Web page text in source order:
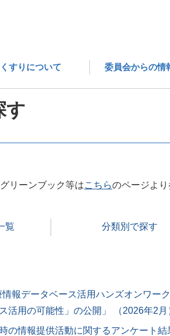
くすりについて 委員会からの情
す
リーンブック等はこちらのページより
覧 分類別で探す
情報データベース活用ハンズオンワ
活用の可能性」の公開」 （2026年2月
の情報提供活動に関するアンケート結